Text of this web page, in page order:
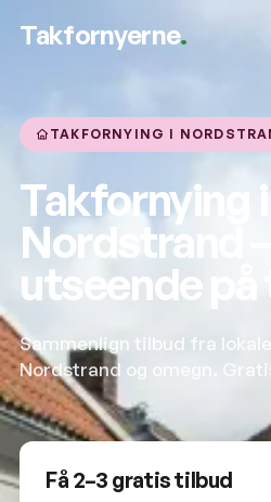
Takfornyerne.
TAKFORNYING I
Takfornying i
Nordstrand
utseende på
Sammenlign tilbud fra
Nordstrand og omegn.
Få 2–3 gratis tilbud